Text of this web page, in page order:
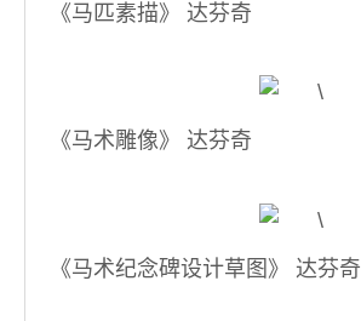
《马匹素描》 达芬奇
《马术雕像》 达芬奇
《马术纪念碑设计草图》 达芬奇